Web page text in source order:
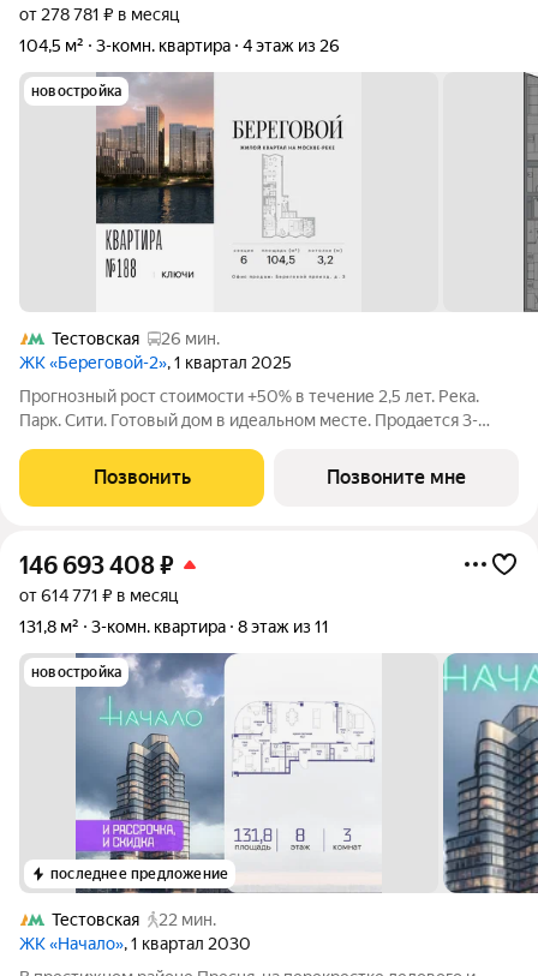
от 278 781 ₽ в месяц
104,5 м²
3-комн. квартира 4 этаж из 26
новостройка
Тестовская
26 мин.
ЖК «Береговой-2», 1 квартал 2025
Прогнозный рост стоимости +50% в течение 2,5 лет. Река.
Парк. Сити. Готовый дом в идеальном месте. Продается 3-
и видом на Москву-реку. Береговой - квартал-курорт в центре
столицы. Пешеходная
Позвонить Позвоните мне
146 693 408₽
от 614 771 ₽ в месяц
131,8 м²
3-комн. квартира 8 этаж из 11
новостройка
последнее предложение
Тестовская
22 мин.
ЖК «Начало», 1 квартал 2030